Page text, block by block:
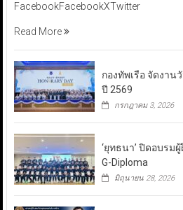
FacebookFacebookXTwitter
Read More
กองทัพเรือ จัดงาน
ปี 2569
กรกฎาคม 3, 2026
‘ยุทธนา’ ปิดอบรม
G-Diploma
มิถุนายน 28, 2026